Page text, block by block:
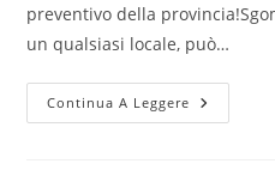
preventivo della
un qualsiasi locale, può…
Continua A Leggere